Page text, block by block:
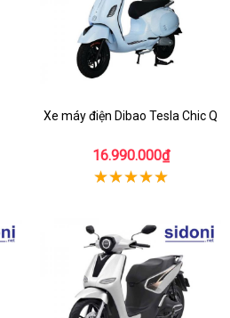
Xe máy điện Dibao Tesla Chic Q
16.990.000₫